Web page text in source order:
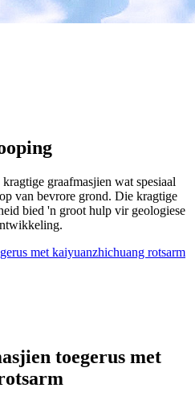
graafmasjien wat spesiaal
van bevrore grond. Die kragtige
bied 'n groot hulp vir geologiese
toegerus met